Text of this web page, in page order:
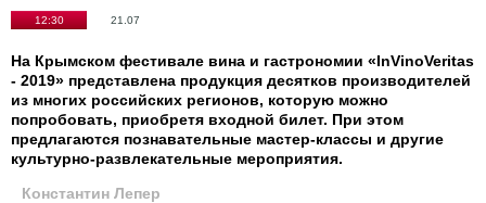
12:30 21.07
На Крымском фестивале вина и гастрономии «InVinoVeritas
- 2019» представлена продукция десятков производителей
из многих российских регионов, которую можно
попробовать, приобретя входной билет. При этом
предлагаются познавательные мастер-классы и другие
культурно-развлекательные мероприятия.
Константин Лепер